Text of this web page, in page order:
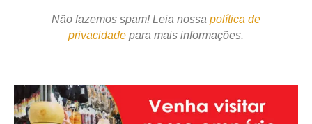
Não fazemos spam! Leia nossa política de
privacidade para mais informações.